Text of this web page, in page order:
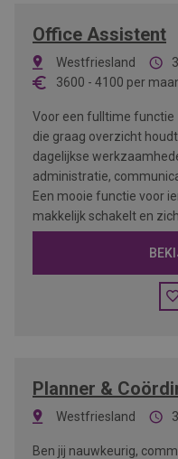
Office Assistent
Westfriesland
3600 - 4100 per
Voor een fulltime functie
die graag overzicht
dagelijkse
administratie,
Een mooie functie voor
makkelijk schakelt en
Planner &
Westfriesland
Ben jij nauwkeurig,